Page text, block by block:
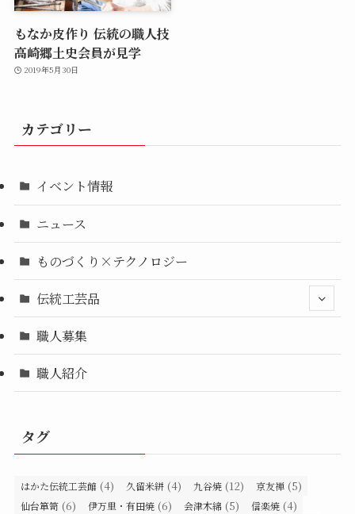
もなか皮作り 伝統の職人技
高崎郷土史会員が見学
2019年5月30日
カテゴリー
イベント情報
ニュース
ものづくり×テクノロジー
伝統工芸品
職人募集
職人紹介
タグ
はかた伝統工芸館 (4) 久留米絣 (4) 九谷焼 (12) 京友禅 (5)
仙台箪笥 (6) 伊万里・有田焼 (6) 会津木綿 (5) 信楽焼 (4)